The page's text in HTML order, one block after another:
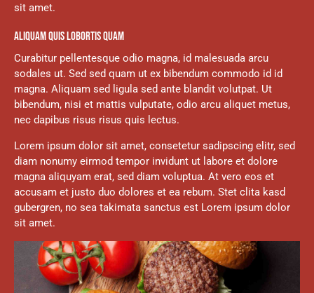
sit amet.
ALIQUAM QUIS LOBORTIS QUAM
Curabitur pellentesque odio magna, id malesuada arcu
sodales ut. Sed sed quam ut ex bibendum commodo id id
magna. Aliquam sed ligula sed ante blandit volutpat. Ut
bibendum, nisi et mattis vulputate, odio arcu aliquet metus,
nec dapibus risus risus quis lectus.
Lorem ipsum dolor sit amet, consetetur sadipscing elitr, sed
diam nonumy eirmod tempor invidunt ut labore et dolore
magna aliquyam erat, sed diam voluptua. At vero eos et
accusam et justo duo dolores et ea rebum. Stet clita kasd
gubergren, no sea takimata sanctus est Lorem ipsum dolor
sit amet.